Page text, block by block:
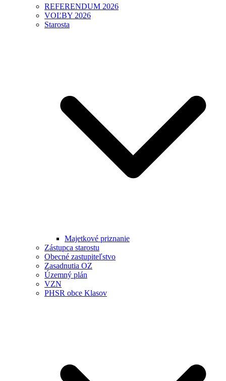
REFERENDUM 2026
VOĽBY 2026
Starosta
Majetkové priznanie
Zástupca starostu
Obecné zastupiteľstvo
Zasadnutia OZ
Územný plán
VZN
PHSR obce Klasov